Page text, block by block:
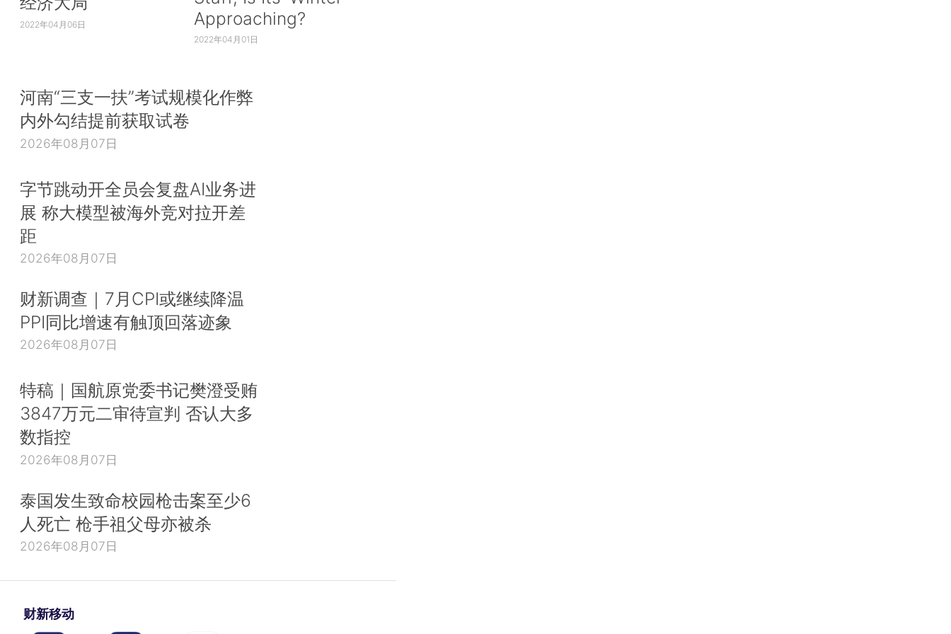
2022年04月06日
Approaching?
2022年04月01日
河南“三支一扶”考试规模化作弊
内外勾结提前获取试卷
2026年08月07日
字节跳动开全员会复盘AI业务进
展 称大模型被海外竞对拉开差
距
2026年08月07日
财新调查｜7月CPI或继续降温
PPI同比增速有触顶回落迹象
2026年08月07日
特稿｜国航原党委书记樊澄受贿
3847万元二审待宣判 否认大多
数指控
2026年08月07日
泰国发生致命校园枪击案至少6
人死亡 枪手祖父母亦被杀
2026年08月07日
财新移动